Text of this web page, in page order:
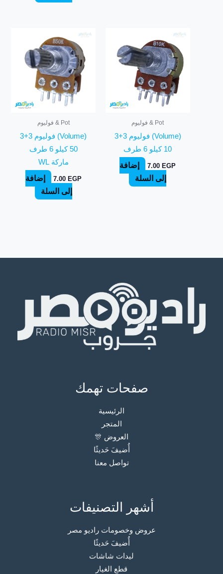
Pot & فوليوم
(Volume) فوليوم 3+3
10 كيلو 6 طرف
7.00 EGP
إضافة
إلى السلة
Pot & فوليوم
(Volume) فوليوم 3+3
50 كيلو 6 طرف
ماركة WL
7.00 EGP
إضافة
إلى السلة
صفحات تهمك
الرئيسية
المتجر
العروض 🎊
أُضيفَ حَديثًا
تواصل معنا
أشهر التصنيفات
عروض وخصومات راديو مصر
أُضيفَ حَديثًا
ليدات شاشات
قطع الغيار